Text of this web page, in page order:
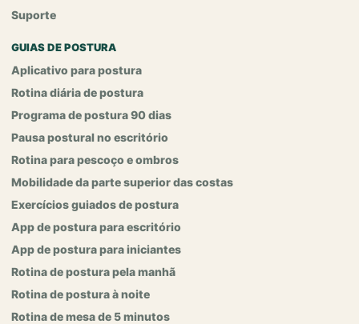
Suporte
GUIAS DE POSTURA
Aplicativo para postura
Rotina diária de postura
Programa de postura 90 dias
Pausa postural no escritório
Rotina para pescoço e ombros
Mobilidade da parte superior das costas
Exercícios guiados de postura
App de postura para escritório
App de postura para iniciantes
Rotina de postura pela manhã
Rotina de postura à noite
Rotina de mesa de 5 minutos